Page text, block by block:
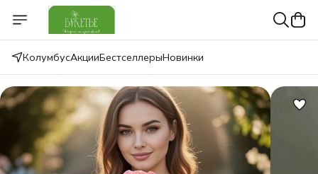
КолумбусАкцииБестселлерыНовинки